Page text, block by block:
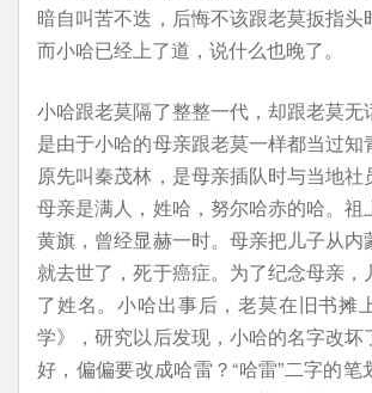
暗自叫苦不迭，后悔不该跟老莫扳指头
而小哈已经上了道，说什么也晚了。
小哈跟老莫隔了整整一代，却跟老莫无
是由于小哈的母亲跟老莫一样都当过知
原先叫秦茂林，是母亲插队时与当地社
母亲是满人，姓哈，努尔哈赤的哈。祖
黄旗，曾经显赫一时。母亲把儿子从内
就去世了，死于癌症。为了纪念母亲，
了姓名。小哈出事后，老莫在旧书摊
学》，研究以后发现，小哈的名字改坏
好，偏偏要改成哈雷？“哈雷”二字的